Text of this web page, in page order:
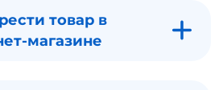
товар в
магазине